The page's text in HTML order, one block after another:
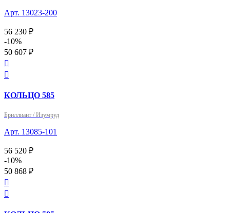
Арт. 13023-200
56 230 ₽
-10%
50 607 ₽


КОЛЬЦО 585
Бриллиант / Изумруд
Арт. 13085-101
56 520 ₽
-10%
50 868 ₽

